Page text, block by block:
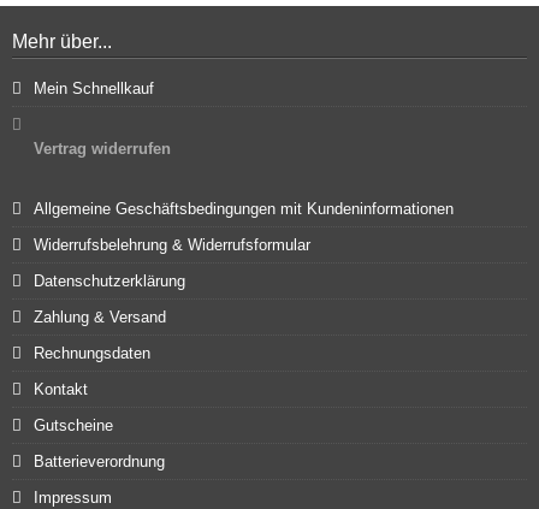
Mehr über...
Mein Schnellkauf
Vertrag widerrufen
Allgemeine Geschäftsbedingungen mit Kundeninformationen
Widerrufsbelehrung & Widerrufsformular
Datenschutzerklärung
Zahlung & Versand
Rechnungsdaten
Kontakt
Gutscheine
Batterieverordnung
Impressum